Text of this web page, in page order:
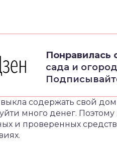
Понравилась
сада и
содержать свой
много денег.
и проверенных